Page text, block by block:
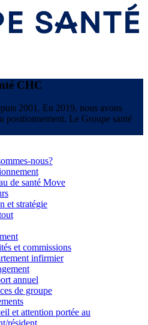
CHC
2001. En 2019, nous avons
positionnement. Le Groupe santé
nous?
de santé Move
et stratégie
et commissions
infirmier
annuel
de groupe
et attention portée au